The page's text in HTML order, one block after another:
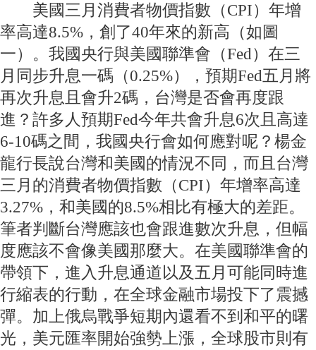
美國三月消費者物價指數（CPI）年增
率高達8.5%，創了40年來的新高（如圖
一）。我國央行與美國聯準會（Fed）在三
月同步升息一碼（0.25%），預期Fed五月將
再次升息且會升2碼，台灣是否會再度跟
進？許多人預期Fed今年共會升息6次且高達
6-10碼之間，我國央行會如何應對呢？楊金
龍行長說台灣和美國的情況不同，而且台灣
三月的消費者物價指數（CPI）年增率高達
3.27%，和美國的8.5%相比有極大的差距。
筆者判斷台灣應該也會跟進數次升息，但幅
度應該不會像美國那麼大。在美國聯準會的
帶領下，進入升息通道以及五月可能同時進
行縮表的行動，在全球金融市場投下了震撼
彈。加上俄烏戰爭短期內還看不到和平的曙
光，美元匯率開始強勢上漲，全球股市則有